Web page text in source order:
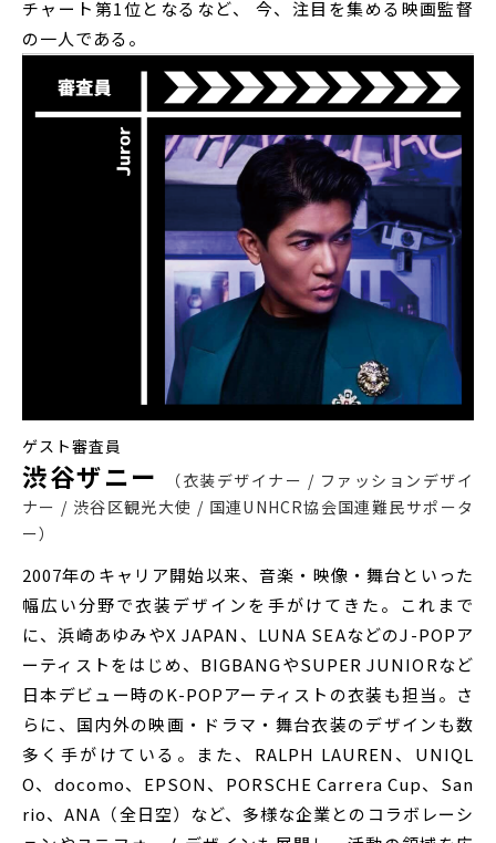
チャート第1位となるなど、 今、注目を集める映画監督
の一人である。
ゲスト審査員
渋谷ザニー
衣装デザイナー / ファッションデザイ
ナー / 渋谷区観光大使 / 国連UNHCR協会国連難民サポータ
ー
2007年のキャリア開始以来、音楽・映像・舞台といった
幅広い分野で衣装デザインを手がけてきた。これまで
に、浜崎あゆみやX JAPAN、LUNA SEAなどのJ-POPア
ーティストをはじめ、BIGBANGやSUPER JUNIORなど
日本デビュー時のK-POPアーティストの衣装も担当。さ
らに、国内外の映画・ドラマ・舞台衣装のデザインも数
多く手がけている。また、RALPH LAUREN、UNIQL
O、docomo、EPSON、PORSCHE Carrera Cup、San
rio、ANA（全日空）など、多様な企業とのコラボレーシ